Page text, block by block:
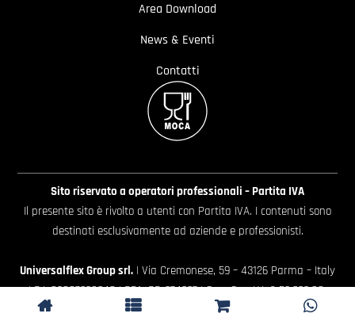
Area Download
News & Eventi
Contatti
Sito riservato a operatori professionali – Partita IVA
Il presente sito è rivolto a utenti con Partita IVA. I contenuti sono
destinati esclusivamente ad aziende e professionisti.
Universalflex Group srl. | Via Cremonese, 59 – 43126 Parma – Italy
| P.I. 02887620348 | REA: PR-274997 | Cap. Soc. I.V. € 52.632,00
Whistleblowing
Privacy policy Cookie policy Preferenze